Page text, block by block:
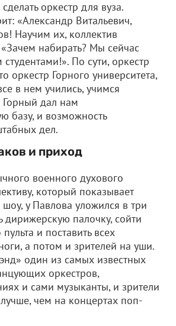
оркестр для вуза.
«Александр Витальевич,
Научим их, коллектив
набирать? Мы сейчас
По сути, оркестр
оркестр Горного университета,
в нем учились, учимся
дал нам
базу, и возможность
дел.
и приход
военного духового
который показывает
у Павлова уложился в три
дирижерскую палочку, сойти
и поставить всех
а потом и зрителей на уши.
один из самых известных
оркестров,
и сами музыканты, и зрители
чем на концертах поп-